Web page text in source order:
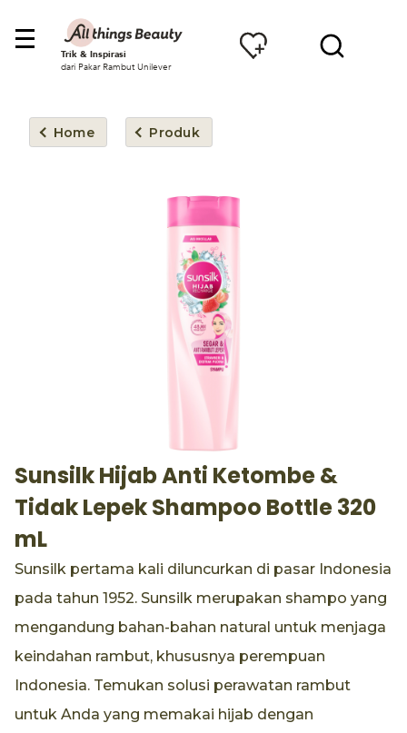
Trik & Inspirasi
dari Pakar Rambut Unilever
Home Produk
Sunsilk Hijab Anti Ketombe &
Tidak Lepek Shampoo Bottle 320
mL
Sunsilk pertama kali diluncurkan di pasar Indonesia
pada tahun 1952. Sunsilk merupakan shampo yang
mengandung bahan-bahan natural untuk menjaga
keindahan rambut, khususnya perempuan
Indonesia. Temukan solusi perawatan rambut
untuk Anda yang memakai hijab dengan